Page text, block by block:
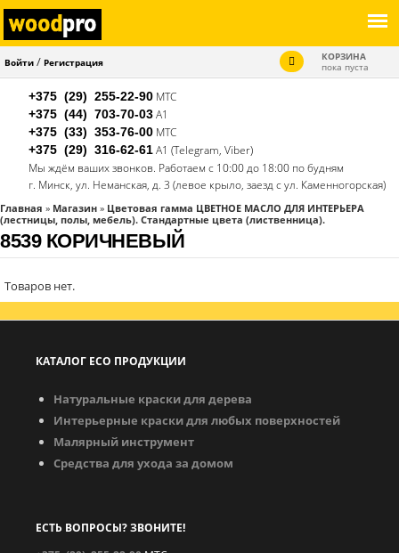
Войти / Регистрация
КОРЗИНА
пока пуста
+375 (29) 255-22-90 МТС
+375 (44) 703-70-03А1
+375 (33) 353-76-00 МТС
+375 (29) 316-62-61А1 (Telegram, Viber)
Мы ждём ваших звонков. Работаем с 10:00 до 18:00 по будням
г. Минск, ул. Неманская, д. 3 (левое крыло, заезд с ул. Каменногорская)
ВЫ
ЗДЕСЬ
Главная » Магазин » Цветовая гамма ЦВЕТНОЕ МАСЛО ДЛЯ ИНТЕРЬЕРА
(лестницы, полы, мебель). Стандартные цвета (лиственница).
8539 КОРИЧНЕВЫЙ
Товаров нет.
КАТАЛОГ ECO ПРОДУКЦИИ
Натуральные краски для дерева
Интерьерные краски для любых поверхностей
Малярный инструмент
Средства для ухода за домом
ЕСТЬ ВОПРОСЫ? ЗВОНИТЕ!